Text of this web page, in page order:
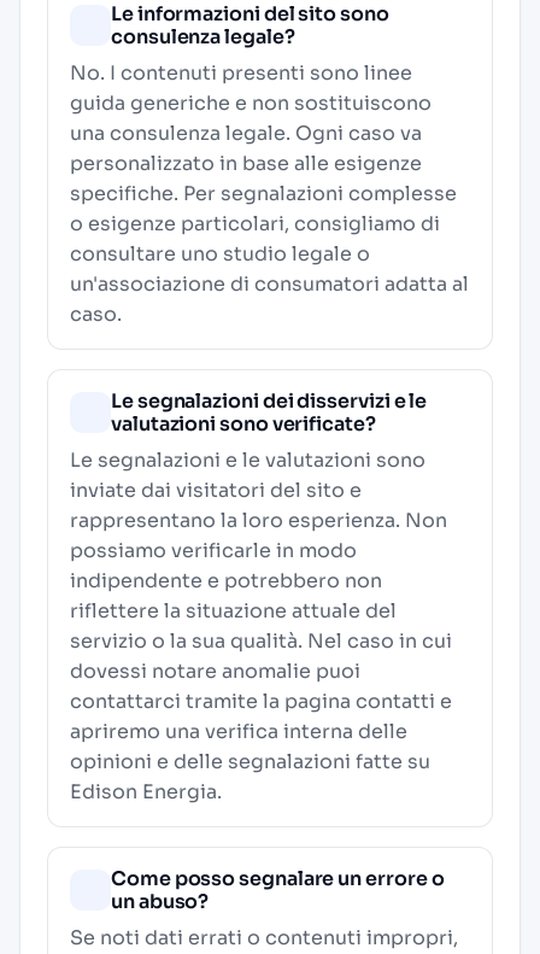
Le informazioni del sito sono
consulenza legale?
No. I contenuti presenti sono linee
guida generiche e non sostituiscono
una consulenza legale. Ogni caso va
personalizzato in base alle esigenze
specifiche. Per segnalazioni complesse
o esigenze particolari, consigliamo di
consultare uno studio legale o
un'associazione di consumatori adatta al
caso.
Le segnalazioni dei disservizi e le
valutazioni sono verificate?
Le segnalazioni e le valutazioni sono
inviate dai visitatori del sito e
rappresentano la loro esperienza. Non
possiamo verificarle in modo
indipendente e potrebbero non
riflettere la situazione attuale del
servizio o la sua qualità. Nel caso in cui
dovessi notare anomalie puoi
contattarci tramite la pagina contatti e
apriremo una verifica interna delle
opinioni e delle segnalazioni fatte su
Edison Energia.
Come posso segnalare un errore o
un abuso?
Se noti dati errati o contenuti impropri,